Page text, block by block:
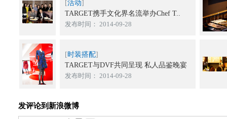
[活动]
TARGET携手文化界名流举办Chef T..
发布时间： 2014-09-28
[时装搭配]
TARGET与DVF共同呈现 私人品鉴晚宴
发布时间： 2014-09-28
发评论到新浪微博